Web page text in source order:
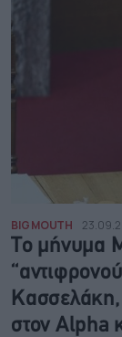
BIG MOUTH
Το μήνυμα
Κασσελάκη,
στον Alpha